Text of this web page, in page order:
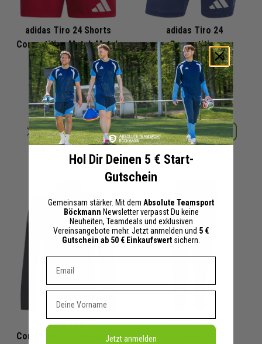
adidas Tiro 24 Shorts
Competition Match Match
Herren Damen
24,00 €
40,00 € UVP
Details Merken
+ 44 Interessenten
adidas Tiro 24
Competition
Trainingsshorts
Herren Damen
17,50 €
35,00 € UVP
Details Merken
adidas Tiro 24
Competition Trainingstop
adidas Tiro 24
Hol Dir Deinen 5 € Start-
Gutschein
Gemeinsam stärker. Mit dem Absolute Teamsport
Böckmann Newsletter verpasst Du keine
Neuheiten, Teamdeals und exklusiven
Vereinsangebote mehr. Jetzt anmelden und 5 €
Gutschein ab 50 € Einkaufswert sichern.
Dein E-mail Adresse
Vorname
Jetzt anmelden